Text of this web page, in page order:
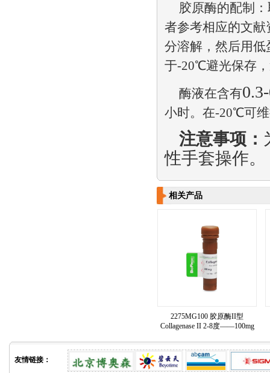
胶原酶的配制
者参考相应的文
分溶解，然后用低
于-20℃避光保存
酶液在含有
小时。在-20℃可
注意事项：
性手套操作。
相关产品
2275MG100 胶原酶II型
Collagenase II 2-8度——100mg
友情链接：